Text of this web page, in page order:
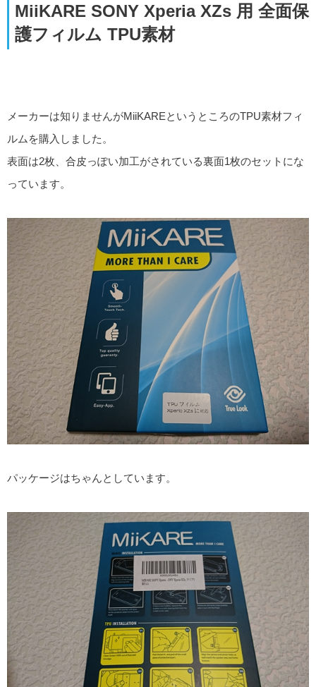
MiiKARE SONY Xperia XZs 用 全面保
護フィルム TPU素材
メーカーは知りませんがMiiKAREというところのTPU素材フィ
ルムを購入しました。
表面は2枚、合皮っぽい加工がされている裏面1枚のセットにな
っています。
パッケージはちゃんとしています。